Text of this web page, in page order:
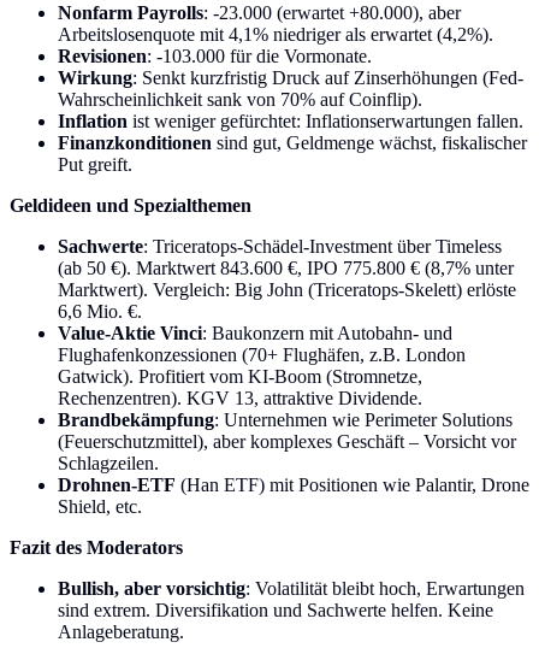
Nonfarm Payrolls: -23.000 (erwartet +80.000), aber
Arbeitslosenquote mit 4,1% niedriger als erwartet (4,2%).
Revisionen: -103.000 für die Vormonate.
Wirkung: Senkt kurzfristig Druck auf Zinserhöhungen (Fed-
Wahrscheinlichkeit sank von 70% auf Coinflip).
Inflation ist weniger gefürchtet: Inflationserwartungen fallen.
Finanzkonditionen sind gut, Geldmenge wächst, fiskalischer
Put greift.
Geldideen und Spezialthemen
Sachwerte: Triceratops-Schädel-Investment über Timeless
(ab 50 €). Marktwert 843.600 €, IPO 775.800 € (8,7% unter
Marktwert). Vergleich: Big John (Triceratops-Skelett) erlöste
6,6 Mio. €.
Value-Aktie Vinci: Baukonzern mit Autobahn- und
Flughafenkonzessionen (70+ Flughäfen, z.B. London
Gatwick). Profitiert vom KI-Boom (Stromnetze,
Rechenzentren). KGV 13, attraktive Dividende.
Brandbekämpfung: Unternehmen wie Perimeter Solutions
(Feuerschutzmittel), aber komplexes Geschäft – Vorsicht vor
Schlagzeilen.
Drohnen-ETF (Han ETF) mit Positionen wie Palantir, Drone
Shield, etc.
Fazit des Moderators
Bullish, aber vorsichtig: Volatilität bleibt hoch, Erwartungen
sind extrem. Diversifikation und Sachwerte helfen. Keine
Anlageberatung.